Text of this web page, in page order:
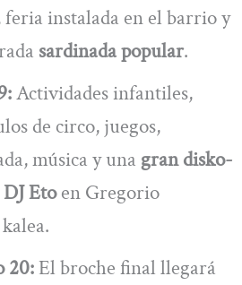
feria instalada en el barrio y
sardinada popular.
Actividades infantiles,
de circo, juegos,
música y unagran disko-
DJ Etoen Gregorio
20:El broche final llegará